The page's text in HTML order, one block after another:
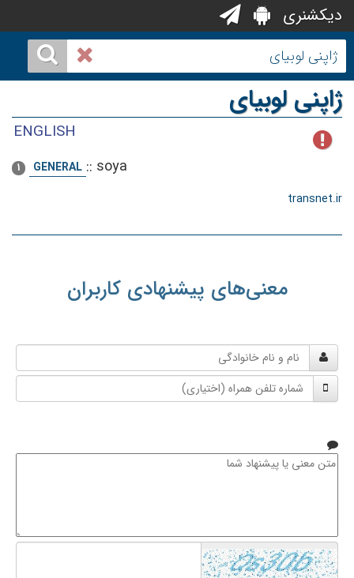
دیکشنری
ژاپنی لوبیای
ENGLISH
1 GENERAL :: soya
transnet.ir
معنی‌های پیشنهادی کاربران
و
نام
خانوادگی
شماره
تلفن
متن